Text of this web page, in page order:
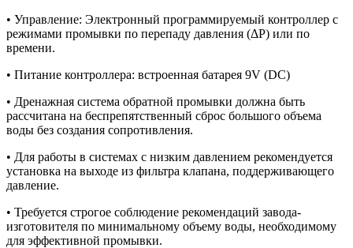
• Управление: Электронный программируемый контроллер с
режимами промывки по перепаду давления (ΔP) или по
времени.
• Питание контроллера: встроенная батарея 9V (DC)
• Дренажная система обратной промывки должна быть
рассчитана на беспрепятственный сброс большого объема
воды без создания сопротивления.
• Для работы в системах с низким давлением рекомендуется
установка на выходе из фильтра клапана, поддерживающего
давление.
• Требуется строгое соблюдение рекомендаций завода-
изготовителя по минимальному объему воды, необходимому
для эффективной промывки.